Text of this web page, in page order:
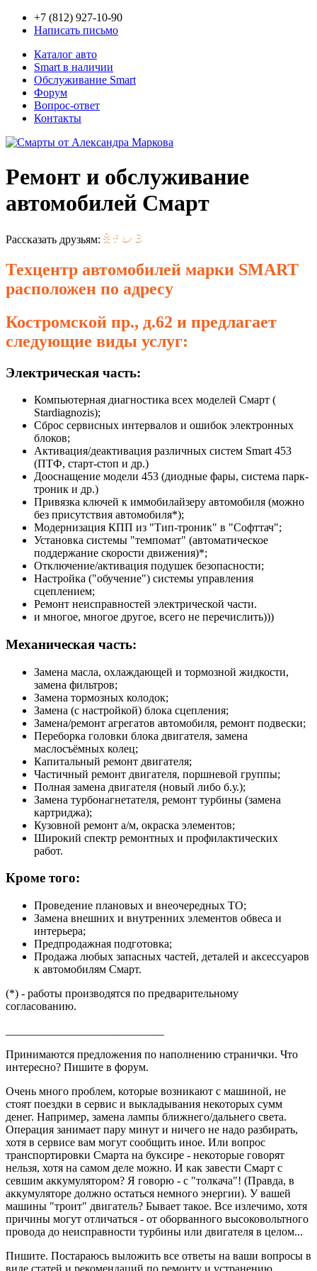
+7 (812) 927-10-90
Написать письмо
Каталог авто
Smart в наличии
Обслуживание Smart
Форум
Вопрос-ответ
Контакты
Ремонт и обслуживание
автомобилей Смарт
Рассказать друзьям:
Техцентр автомобилей марки SMART
расположен по адресу
Костромской пр., д.62 и предлагает
следующие виды услуг:
Электрическая часть:
Компьютерная диагностика всех моделей Смарт (
Stardiagnozis);
Сброс сервисных интервалов и ошибок электронных
блоков;
Активация/деактивация различных систем Smart 453
(ПТФ, старт-стоп и др.)
Дооснащение модели 453 (диодные фары, система парк-
троник и др.)
Привязка ключей к иммобилайзеру автомобиля (можно
без присутствия автомобиля*);
Модернизация КПП из "Тип-троник" в "Софттач";
Установка системы "темпомат" (автоматическое
поддержание скорости движения)*;
Отключение/активация подушек безопасности;
Настройка ("обучение") системы управления
сцеплением;
Ремонт неисправностей электрической части.
и многое, многое другое, всего не перечислить)))
Механическая часть:
Замена масла, охлаждающей и тормозной жидкости,
замена фильтров;
Замена тормозных колодок;
Замена (с настройкой) блока сцепления;
Замена/ремонт агрегатов автомобиля, ремонт подвески;
Переборка головки блока двигателя, замена
маслосъёмных колец;
Капитальный ремонт двигателя;
Частичный ремонт двигателя, поршневой группы;
Полная замена двигателя (новый либо б.у.);
Замена турбонагнетателя, ремонт турбины (замена
картриджа);
Кузовной ремонт а/м, окраска элементов;
Широкий спектр ремонтных и профилактических
работ.
Кроме того:
Проведение плановых и внеочередных ТО;
Замена внешних и внутренних элементов обвеса и
интерьера;
Предпродажная подготовка;
Продажа любых запасных частей, деталей и аксессуаров
к автомобилям Смарт.
(*) - работы производятся по предварительному
согласованию.
Принимаются предложения по наполнению странички. Что
интересно? Пишите в форум.
Очень много проблем, которые возникают с машиной, не
стоят поездки в сервис и выкладывания некоторых сумм
денег. Например, замена лампы ближнего/дальнего света.
Операция занимает пару минут и ничего не надо разбирать,
хотя в сервисе вам могут сообщить иное. Или вопрос
транспортировки Смарта на буксире - некоторые говорят
нельзя, хотя на самом деле можно. И как завести Смарт с
севшим аккумулятором? Я говорю - с "толкача"! (Правда, в
аккумуляторе должно остаться немного энергии). У вашей
машины "троит" двигатель? Бывает такое. Все излечимо, хотя
причины могут отличаться - от оборванного высоковольтного
провода до неисправности турбины или двигателя в целом...
Пишите. Постараюсь выложить все ответы на ваши вопросы в